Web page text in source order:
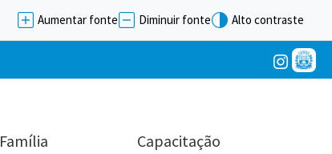
Aumentar fonte Diminuir fonte Alto contraste
Família
Capacitação